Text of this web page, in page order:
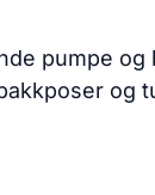
pumpe
og